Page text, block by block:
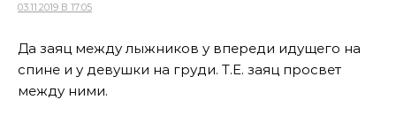
03.11.2019 В 17:05
Да заяц между лыжников у впереди идущего на
спине и у девушки на груди. Т.Е. заяц просвет
между ними.